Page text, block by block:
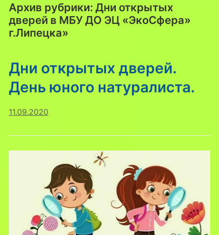
Архив рубрики: Дни открытых
дверей в МБУ ДО ЭЦ «ЭкоСфера»
г.Липецка»
Дни открытых дверей.
День юного натуралиста.
11.09.2020